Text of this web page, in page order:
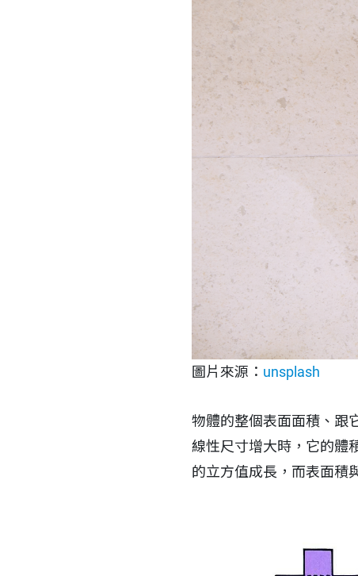
圖片來源： unsplash
物體的整個表面面積、跟
線性尺寸增大時，它的體
的立方值成長，而表面積